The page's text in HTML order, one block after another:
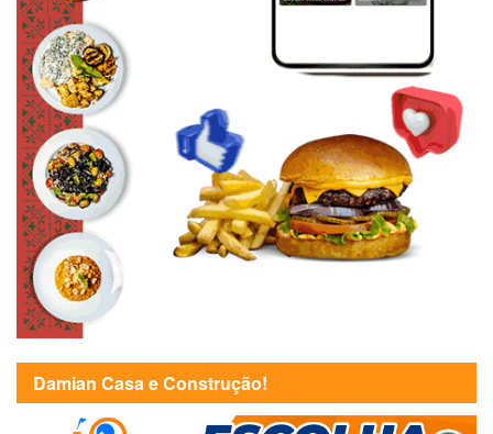
Damian Casa e Construção!